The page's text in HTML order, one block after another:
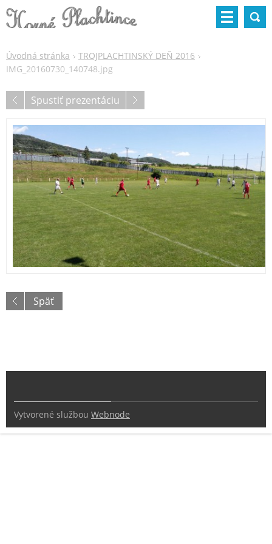
Úvodná stránka
TROJPLACHTINSKÝ DEŇ 2016
IMG_20160730_140748.jpg
Spustiť prezentáciu
Späť
Vytvorené službou Webnode